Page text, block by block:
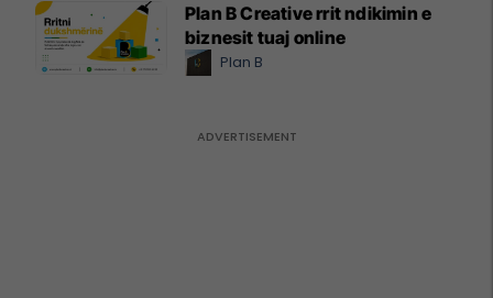
Plan B Creative rrit ndikimin e
biznesit tuaj online
Plan B